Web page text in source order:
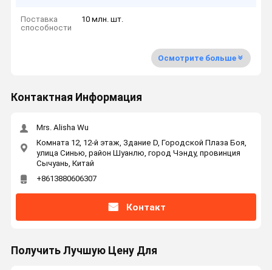
Поставка
способности
10 млн. шт.
Осмотрите больше
Контактная Информация
Mrs. Alisha Wu
Комната 12, 12-й этаж, Здание D, Городской Плаза Боя,
улица Синью, район Шуанлю, город Чэнду, провинция
Сычуань, Китай
+8613880606307
Контакт
Получить Лучшую Цену Для